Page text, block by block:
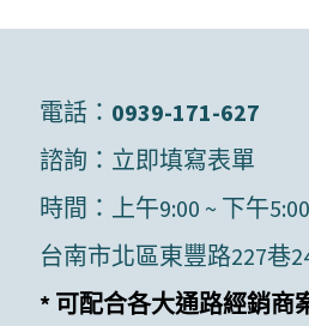
電話： 0939-171-627
諮詢： 立即填寫表單
時間：上午9:00 ~ 下午5:00
台南市北區東豐路227巷
* 可配合各大通路經銷商